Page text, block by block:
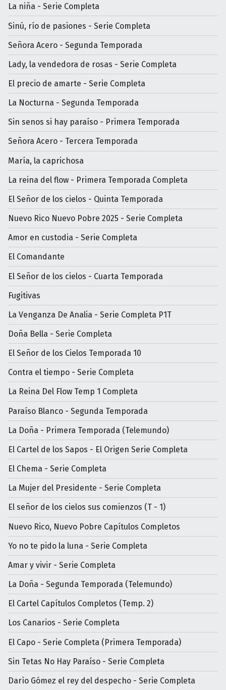
La niña - Serie Completa
Sinú, río de pasiones - Serie Completa
Señora Acero - Segunda Temporada
Lady, la vendedora de rosas - Serie Completa
El precio de amarte - Serie Completa
La Nocturna - Segunda Temporada
Sin senos si hay paraíso - Primera Temporada
Señora Acero - Tercera Temporada
María, la caprichosa
La reina del flow - Primera Temporada Completa
El Señor de los cielos - Quinta Temporada
Nuevo Rico Nuevo Pobre 2025 - Serie Completa
Amor en custodia - Serie Completa
El Comandante
El Señor de los cielos - Cuarta Temporada
Fugitivas
La Venganza De Analia - Serie Completa P1T
Doña Bella - Serie Completa
El Señor de los Cielos Temporada 10
Contra el tiempo - Serie Completa
La Reina Del Flow Temp 1 Completa
Paraíso Blanco - Segunda Temporada
La Doña - Primera Temporada (Telemundo)
El Cartel de los Sapos - El Origen Serie Completa
El Chema - Serie Completa
La Mujer del Presidente - Serie Completa
El señor de los cielos sus comienzos (T - 1)
Nuevo Rico, Nuevo Pobre Capítulos Completos
Yo no te pido la luna - Serie Completa
Amar y vivir - Serie Completa
La Doña - Segunda Temporada (Telemundo)
El Cartel Capítulos Completos (Temp. 2)
Los Canarios - Serie Completa
El Capo - Serie Completa (Primera Temporada)
Sin Tetas No Hay Paraíso - Serie Completa
Darìo Gómez el rey del despecho - Serie Completa